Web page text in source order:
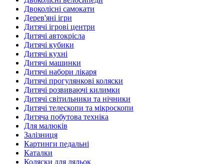
Двоколісні самокати
Дерев'яні ігри
Дитячі ігрові центри
Дитячі автокрісла
Дитячі кубики
Дитячі кухні
Дитячі машинки
Дитячі набори лікаря
Дитячі прогулянкові коляски
Дитячі розвиваючі килимки
Дитячі світильники та нічники
Дитячі телескопи та мікроскопи
Дитяча побутова техніка
Для малюків
Залізниця
Картинги педальні
Каталки
Коляски для ляльок